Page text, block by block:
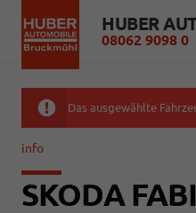
08062 9098 0
Das ausgewählte
info
SKODA